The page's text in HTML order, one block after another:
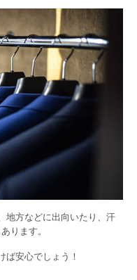
地方などに出向いたり、汗
ります。
ば安心でしょう！